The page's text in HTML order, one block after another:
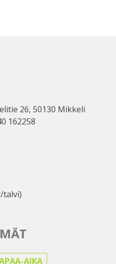
26, 50130 Mikkeli
162258
talvi)
AIKA